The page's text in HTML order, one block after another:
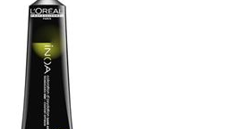
DÉTAILS